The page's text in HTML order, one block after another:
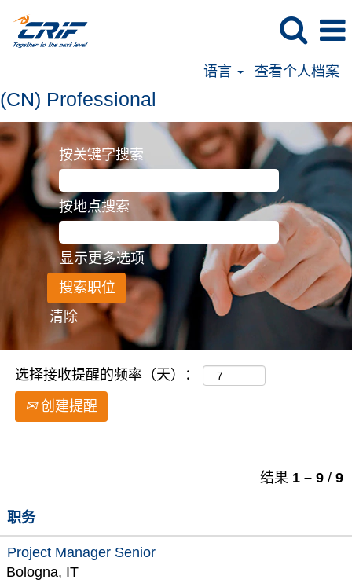
语言 查看个人档案
(CN)
Professional
(CN) Professional
按关键字搜索
按地点搜索
显示更多选项
清除
选择接收提醒的频率（天）：
创建提醒
结果 1 – 9 / 9
职务
Project Manager Senior
Bologna, IT